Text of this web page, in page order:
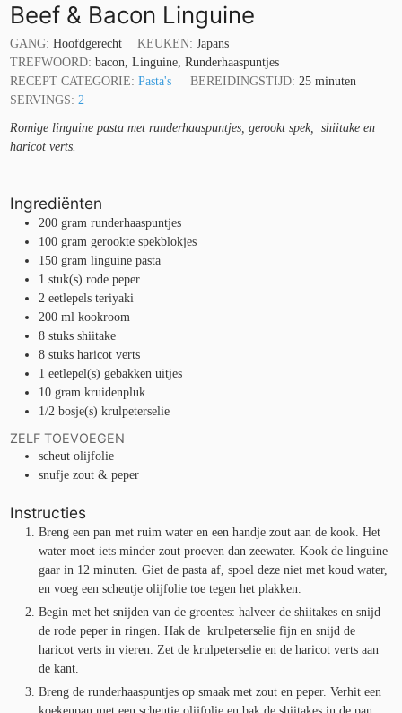
Beef & Bacon Linguine
GANG: Hoofdgerecht KEUKEN:Japans
TREFWOORD: bacon, Linguine, Runderhaaspuntjes
RECEPT CATEGORIE: Pasta's BEREIDINGSTIJD: 25minuten
minuten
SERVINGS: 2
Romige linguine pasta met runderhaaspuntjes, gerookt spek, shiitake en
haricot verts.
Ingrediënten
200 gram runderhaaspuntjes
100 gram gerookte spekblokjes
150 gram linguine pasta
1 stuk(s) rode peper
2 eetlepels teriyaki
200 ml kookroom
8 stuks shiitake
8 stuks haricot verts
1 eetlepel(s) gebakken uitjes
10 gram kruidenpluk
1/2 bosje(s) krulpeterselie
ZELF TOEVOEGEN
scheut olijfolie
snufje zout & peper
Instructies
Breng een pan met ruim water en een handje zout aan de kook. Het
water moet iets minder zout proeven dan zeewater. Kook de linguine
gaar in 12 minuten. Giet de pasta af, spoel deze niet met koud water,
en voeg een scheutje olijfolie toe tegen het plakken.
Begin met het snijden van de groentes: halveer de shiitakes en snijd
de rode peper in ringen. Hak de krulpeterselie fijn en snijd de
haricot verts in vieren. Zet de krulpeterselie en de haricot verts aan
de kant.
Breng de runderhaaspuntjes op smaak met zout en peper. Verhit een